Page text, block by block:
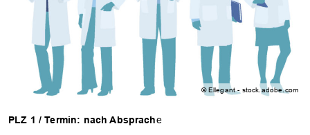
© Ellegant - stock.adobe.com
PLZ 1 / Termin: nach Absprache